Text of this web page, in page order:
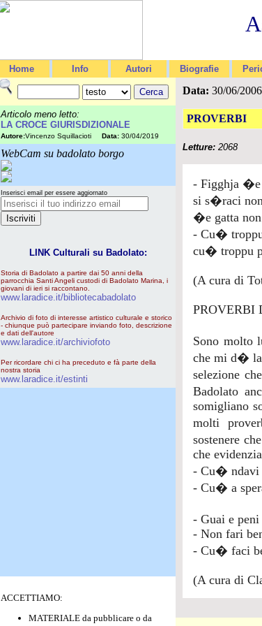
Home Info Autori Biografie
Articolo meno letto:
LA CROCE GIURISDIZIONALE
Autore:Vincenzo Squillacioti Data: 30/04/2019
WebCam su badolato borgo
Inserisci email per essere aggiornato
LINK Culturali su Badolato:
Storia di Badolato a partire dai 50 anni della
parrocchia Santi Angeli custodi di Badolato Marina, i
giovani di ieri si raccontano.
www.laradice.it/bibliotecabadolato
Archivio di foto di interesse artistico culturale e storico
- chiunque può partecipare inviando foto, descrizione
e dati dell'autore
www.laradice.it/archiviofoto
Per ricordare chi ci ha preceduto e fà parte della
nostra storia
www.laradice.it/estinti
ACCETTIAMO:
MATERIALE da pubblicare o da
Data: 30/06/
PROVERBI
Letture: 2068
- Figghja �e
si s�raci
�e gatta
- Cu�
cu� troppu
(A cura di
PROVERBI
Sono molto
che mi d�
selezione
Badolato
somigliano
molti
sostenere
che
- Cu� ndavi
- Cu� a
- Guai e
- Non fari
- Cu� faci
(A cura di